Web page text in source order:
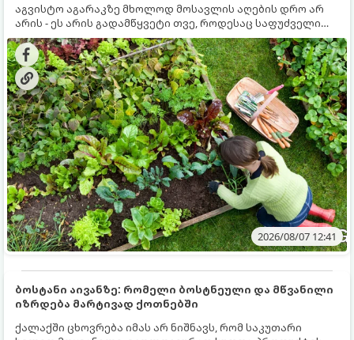
აგვისტო აგარაკზე მხოლოდ მოსავლის აღების დრო არ
არის - ეს არის გადამწყვეტი თვე, როდესაც საფუძველი
ეყრება მომავალი წლის მოსავალს და ბაღი მზადდება
შემოდგომა-ზამთრის სეზონისთვის. იმისათვის, რომ
ნიადაგმა ენერგია აღიდგინოს, ხოლო მცენარეებმა
ზამთარს გაუძლონ, აგვისტოს ბოლომდე 5
მნიშვნელოვანი საქმის გაკეთება უნდა მოასწროთ:
2026/08/07 12:41
ბოსტანი აივანზე: რომელი ბოსტნეული და მწვანილი
იზრდება მარტივად ქოთნებში
ქალაქში ცხოვრება იმას არ ნიშნავს, რომ საკუთარი